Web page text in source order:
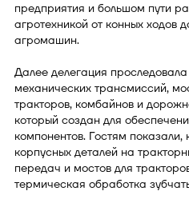
предприятия и большом пути
агротехникой от конных ходов
агромашин.
Далее делегация
механических трансмиссий,
тракторов, комбайнов и
который создан для
компонентов. Гостям показали,
корпусных деталей на
передач и мостов для
термическая обработка